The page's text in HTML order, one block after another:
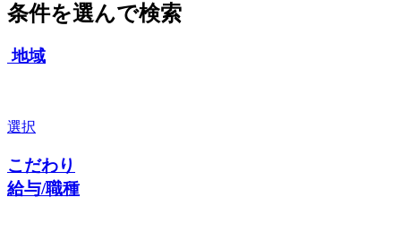
条件を選んで検索
地域
選択
こだわり
給与/職種